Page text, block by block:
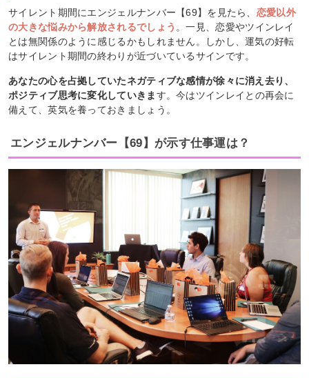
サイレント期間にエンジェルナンバー【69】を見たら、 恋愛以外
の大きな悩みから解放されるでしょう 。一見、恋愛やツインレイ
とは無関係のように感じるかもしれません。しかし、運気の好転
はサイレント期間の終わりが近づいているサインです。
あなたの心を占拠していたネガティブな感情が徐々に消え去り、
ポジティブ思考に変化していきま す。今はツインレイとの再会に
備えて、英気を養っておきましょう。
エンジェルナンバー【69】が示す仕事運は？